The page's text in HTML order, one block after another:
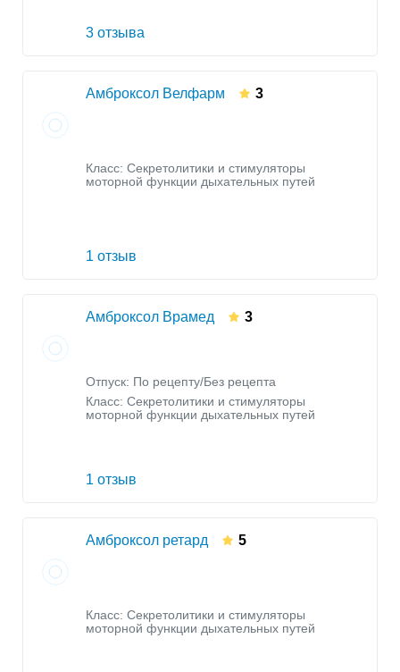
3 отзыва
Амброксол Велфарм 3
Класс: Секретолитики и стимуляторы
моторной функции дыхательных путей
1 отзыв
Амброксол Врамед 3
Отпуск: По рецепту/Без рецепта
Класс: Секретолитики и стимуляторы
моторной функции дыхательных путей
1 отзыв
Амброксол ретард 5
Класс: Секретолитики и стимуляторы
моторной функции дыхательных путей